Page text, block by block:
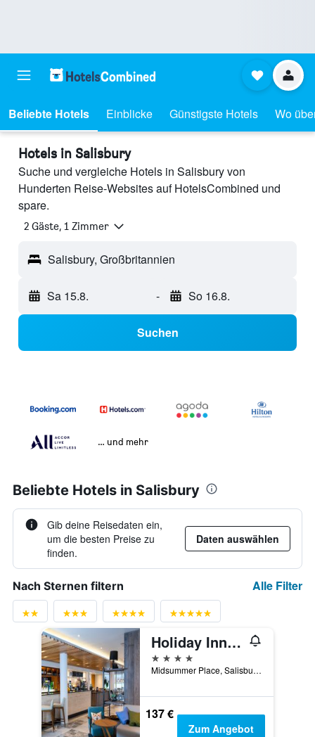
Beliebte Hotels Einblicke Günstigste Hotels Wo
Hotels in Salisbury
Suche und vergleiche Hotels in Salisbury von
Hunderten Reise-Websites auf HotelsCombined und
spare.
2 Gäste, 1 Zimmer
Salisbury, Großbritannien
Sa 15.8. - So 16.8.
Suchen
… und mehr
Beliebte Hotels in Salisbury
Gib deine Reisedaten ein,
um die besten Preise zu
finden.
Daten auswählen
Nach Sternen filtern Alle Filter
Holiday Inn Salisbury - Stonehenge By IHG
4 Sterne
Midsummer Place, Salisbury, Großbritannien
137 €
Zum Angebot